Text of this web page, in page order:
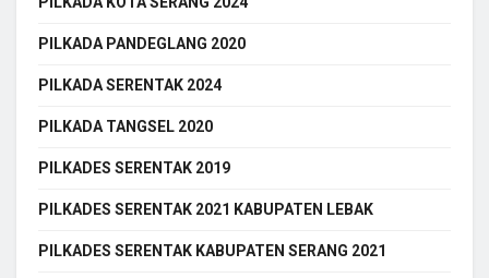
PILKADA PANDEGLANG 2020
PILKADA SERENTAK 2024
PILKADA TANGSEL 2020
PILKADES SERENTAK 2019
PILKADES SERENTAK 2021 KABUPATEN LEBAK
PILKADES SERENTAK KABUPATEN SERANG 2021